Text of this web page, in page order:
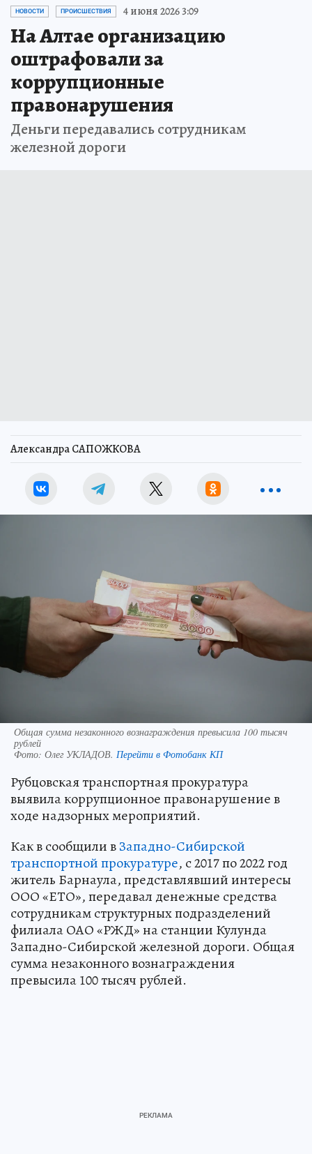
НОВОСТИ ПРОИСШЕСТВИЯ 4 июня 2026 3:09
На Алтае организацию
оштрафовали за
коррупционные
правонарушения
Деньги передавались сотрудникам
железной дороги
Александра САПОЖКОВА
Общая сумма незаконного вознаграждения превысила 100 тысяч
рублей
Фото: Олег УКЛАДОВ. Перейти в Фотобанк КП
Рубцовская транспортная прокуратура
выявила коррупционное правонарушение в
ходе надзорных мероприятий.
Как в сообщили вЗападно-Сибирской
транспортной прокуратуре, с 2017 по 2022 год
житель Барнаула, представлявший интересы
ООО «ЕТО», передавал денежные средства
сотрудникам структурных подразделений
филиала ОАО «РЖД» на станции Кулунда
Западно-Сибирской железной дороги. Общая
сумма незаконного вознаграждения
превысила 100 тысяч рублей.